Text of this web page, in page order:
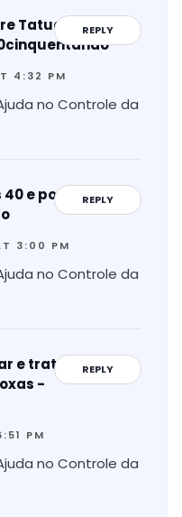
REPLY
Tatuagem na
4:32 PM
no Controle da
REPLY
e poucos anos
3:00 PM
no Controle da
REPLY
e tratar
-
PM
no Controle da